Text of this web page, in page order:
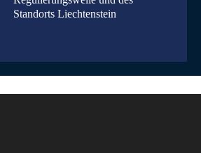
Standorts Liechtenstein